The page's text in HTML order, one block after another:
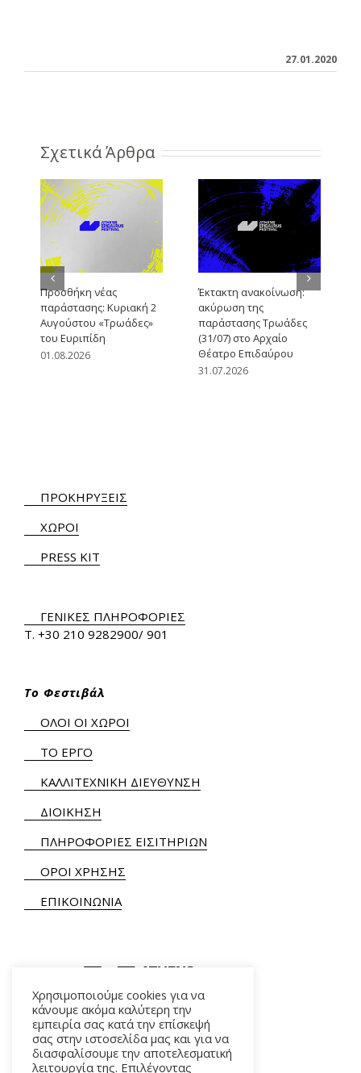
27.01.2020
Σχετικά Άρθρα
Προσθήκη νέας
παράστασης: Κυριακή 2
Αυγούστου «Τρωάδες»
του Ευριπίδη
01.08.2026
Έκτακτη ανακοίνωση:
ακύρωση της
παράστασης Τρωάδες
(31/07) στο Αρχαίο
Θέατρο Επιδαύρου
31.07.2026
ΠΡΟΚΗΡΥΞΕΙΣ
ΧΩΡΟΙ
PRESS KIT
ΓΕΝΙΚΕΣ ΠΛΗΡΟΦΟΡΙΕΣ
Τ. +30 210 9282900/ 901
Το Φεστιβάλ
ΟΛΟΙ ΟΙ ΧΩΡΟΙ
ΤΟ ΕΡΓΟ
ΚΑΛΛΙΤΕΧΝΙΚΗ ΔΙΕΥΘΥΝΣΗ
ΔΙΟΙΚΗΣΗ
ΠΛΗΡΟΦΟΡΙΕΣ ΕΙΣΙΤΗΡΙΩΝ
ΟΡΟΙ ΧΡΗΣΗΣ
ΕΠΙΚΟΙΝΩΝΙΑ
ΑΛΚΜΗΝΗΣ 5 – 118 54 ΑΘΗΝΑ
Χρησιμοποιούμε cookies για να
κάνουμε ακόμα καλύτερη την
εμπειρία σας κατά την επίσκεψή
σας στην ιστοσελίδα μας και για να
διασφαλίσουμε την αποτελεσματική
λειτουργία της. Επιλέγοντας